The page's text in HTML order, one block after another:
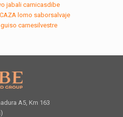
jabali carnicasdibe
lomo saborsalvaje
guiso carnesilvestre
A5, Km 163